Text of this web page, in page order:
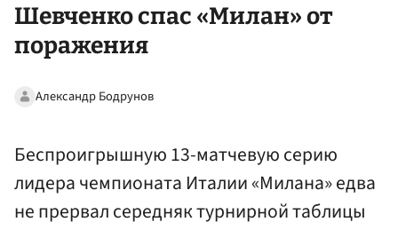
Шевченко спас «Милан» от
поражения
Александр Бодрунов
Беспроигрышную 13-матчевую серию
лидера чемпионата Италии «Милана» едва
не прервал середняк турнирной таблицы